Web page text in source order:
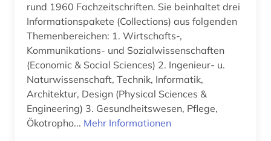
deutsches sprachgebiet (2)
deutschland (5)
digitalisat (1)
digitalisierung (3)
discovery service (1)
Niederlande (1)
Norwegen (2)
Oesterreich (2)
Osmanisches Reich (3)
Ostasien (2)
rund 1960 Fachzeitschriften. Sie beinhaltet drei
Informationspakete (Collections) aus folgenden
Themenbereichen: 1. Wirtschafts-,
Kommunikations- und Sozialwissenschaften
(Economic & Social Sciences) 2. Ingenieur- u.
Naturwissenschaft, Technik, Informatik,
Architektur, Design (Physical Sciences &
Engineering) 3. Gesundheitswesen, Pflege,
Ökotropho... Mehr Informationen